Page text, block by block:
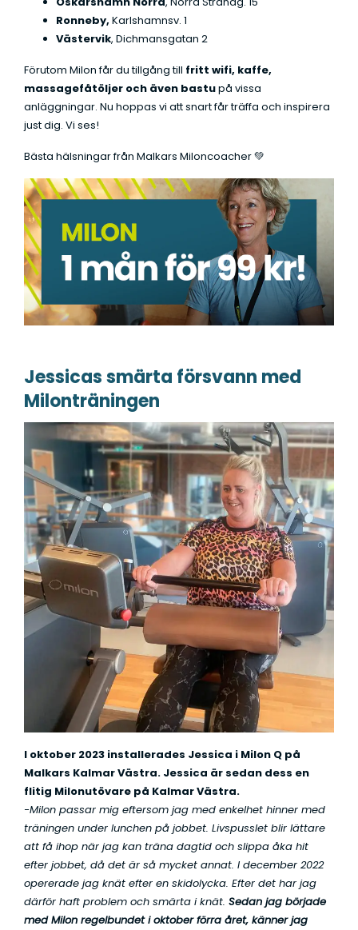
Ronneby, Karlshamnsv. 1
Västervik, Dichmansgatan 2
Förutom Milon får du tillgång till fritt wifi, kaffe,
massagefåtöljer och även bastupå vissa
anläggningar. Nu hoppas vi att snart får träffa och inspirera
just dig. Vi ses!
Bästa hälsningar från Malkars Miloncoacher 💚
Jessicas smärta försvann med
Milonträningen
I oktober 2023 installerades Jessica i Milon Q på
Malkars Kalmar Västra. Jessica är sedan dess en
flitig Milonutövare på Kalmar Västra.
-Milon passar mig eftersom jag med enkelhet hinner med
träningen under lunchen på jobbet. Livspusslet blir lättare
att få ihop när jag kan träna dagtid och slippa åka hit
efter jobbet, då det är så mycket annat. I december 2022
opererade jag knät efter en skidolycka. Efter det har jag
därför haft problem och smärta i knät. Sedan jag började
med Milon regelbundet i oktober förra året, känner jag